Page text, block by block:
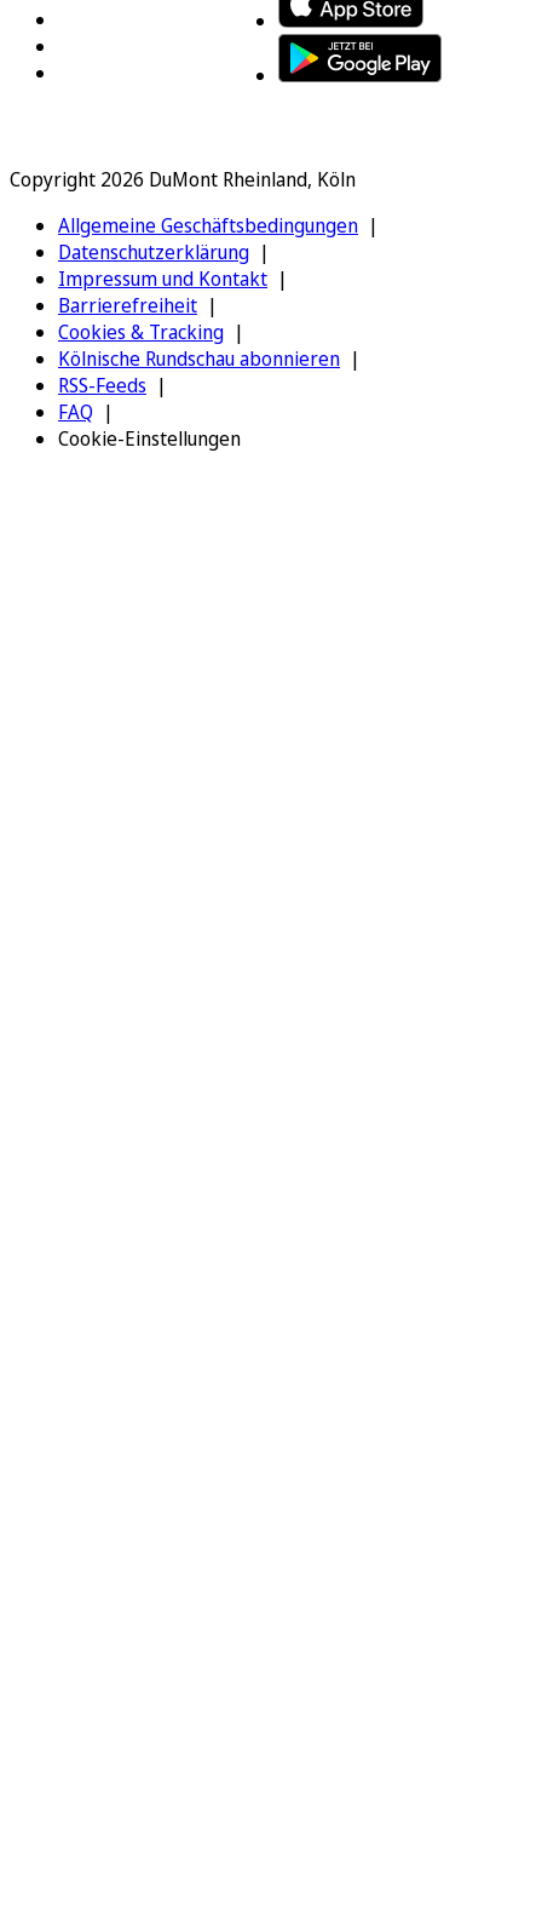
Copyright 2026 DuMont Rheinland, Köln
Allgemeine Geschäftsbedingungen
Datenschutzerklärung
Impressum und Kontakt
Barrierefreiheit
Cookies & Tracking
Kölnische Rundschau abonnieren
RSS-Feeds
FAQ
Cookie-Einstellungen